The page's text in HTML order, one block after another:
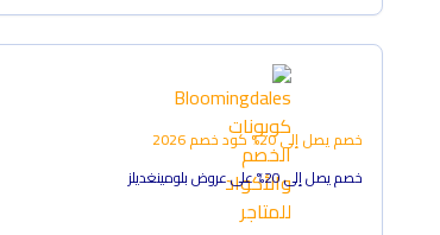
خصم يصل إلى 20% كود خصم2026
خصم يصل إلى 20% على عروض بلومينغديلز